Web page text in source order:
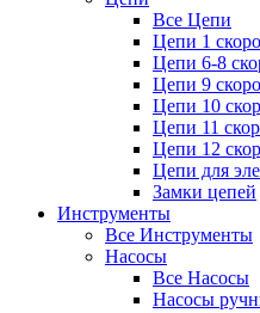
Все Цепи
Цепи 1
Цепи 6-8
Цепи 9
Цепи 10
Цепи 11
Цепи 12
Цепи для
Замки цепей
Инструменты
Все Инструменты
Насосы
Все Насосы
Насосы